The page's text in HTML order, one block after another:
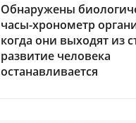
Обнаружены
часы-хронометр
когда они выходят из
развитие человека
останавливается